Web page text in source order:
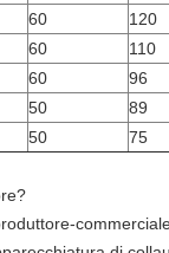
60 120
60 110
60 96
50 89
50 75